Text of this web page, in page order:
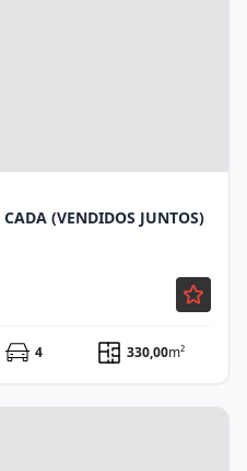
2 SOBRADOS COM 3 SUÍTES CADA (VENDIDOS JUNTOS)
4 330,00m²